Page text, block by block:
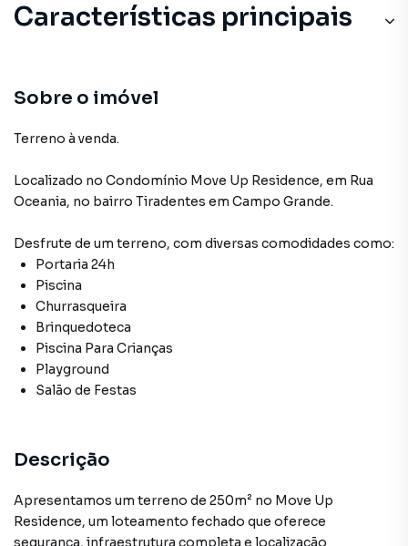
Características principais
Piscina
Quadra Poliesportiva
Pet Place
Sobre o imóvel
Terreno à venda.
Localizado no Condomínio Move Up Residence, em Rua
Oceania, no bairro Tiradentes em Campo Grande.
Desfrute de um terreno, com diversas comodidades como:
Portaria 24h
Piscina
Churrasqueira
Brinquedoteca
Piscina Para Crianças
Playground
Salão de Festas
Descrição
Apresentamos um terreno de 250m² no Move Up
Residence, um loteamento fechado que oferece
segurança, infraestrutura completa e localização